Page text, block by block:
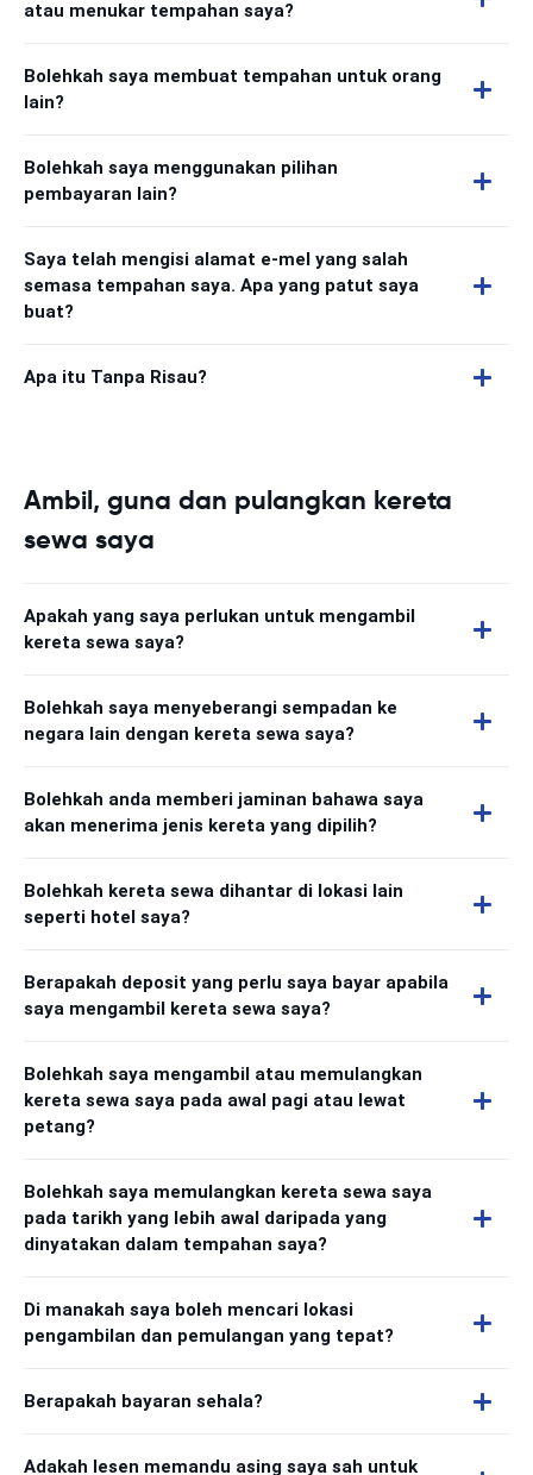
atau menukar tempahan saya?
Bolehkah saya membuat tempahan untuk orang
lain?
Bolehkah saya menggunakan pilihan
pembayaran lain?
Saya telah mengisi alamat e-mel yang salah
semasa tempahan saya. Apa yang patut saya
buat?
Apa itu Tanpa Risau?
Ambil, guna dan pulangkan kereta
sewa saya
Apakah yang saya perlukan untuk mengambil
kereta sewa saya?
Bolehkah saya menyeberangi sempadan ke
negara lain dengan kereta sewa saya?
Bolehkah anda memberi jaminan bahawa saya
akan menerima jenis kereta yang dipilih?
Bolehkah kereta sewa dihantar di lokasi lain
seperti hotel saya?
Berapakah deposit yang perlu saya bayar apabila
saya mengambil kereta sewa saya?
Bolehkah saya mengambil atau memulangkan
kereta sewa saya pada awal pagi atau lewat
petang?
Bolehkah saya memulangkan kereta sewa saya
pada tarikh yang lebih awal daripada yang
dinyatakan dalam tempahan saya?
Di manakah saya boleh mencari lokasi
pengambilan dan pemulangan yang tepat?
Berapakah bayaran sehala?
Adakah lesen memandu asing saya sah untuk